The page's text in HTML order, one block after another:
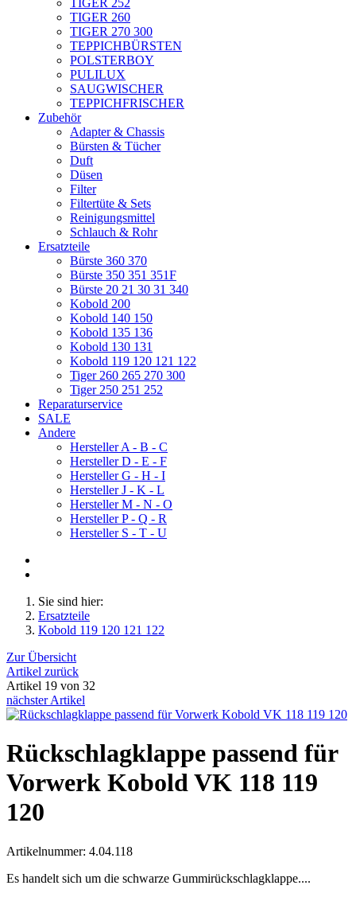
TIGER 252
TIGER 260
TIGER 270 300
TEPPICHBÜRSTEN
POLSTERBOY
PULILUX
SAUGWISCHER
TEPPICHFRISCHER
Zubehör
Adapter & Chassis
Bürsten & Tücher
Duft
Düsen
Filter
Filtertüte & Sets
Reinigungsmittel
Schlauch & Rohr
Ersatzteile
Bürste 360 370
Bürste 350 351 351F
Bürste 20 21 30 31 340
Kobold 200
Kobold 140 150
Kobold 135 136
Kobold 130 131
Kobold 119 120 121 122
Tiger 260 265 270 300
Tiger 250 251 252
Reparaturservice
SALE
Andere
Hersteller A - B - C
Hersteller D - E - F
Hersteller G - H - I
Hersteller J - K - L
Hersteller M - N - O
Hersteller P - Q - R
Hersteller S - T - U
Sie sind hier:
Ersatzteile
Kobold 119 120 121 122
Zur Übersicht
Artikel zurück
Artikel 19 von 32
nächster Artikel
Rückschlagklappe passend für
Vorwerk Kobold VK 118 119
120
Artikelnummer: 4.04.118
Es handelt sich um die schwarze Gummirückschlagklappe....